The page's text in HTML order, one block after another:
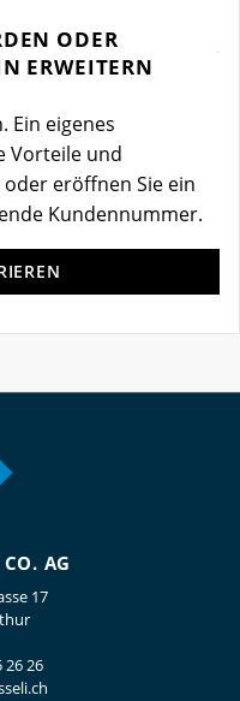
ODER
ERWEITERN
Ein eigenes
Vorteile und
eröffnen Sie ein
Kundennummer.
AG
17
26 26